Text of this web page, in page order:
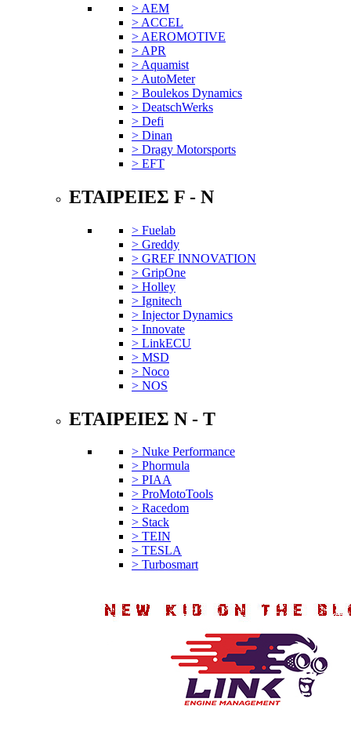
> AEM
> ACCEL
> AEROMOTIVE
> APR
> Aquamist
> AutoMeter
> Boulekos Dynamics
> DeatschWerks
> Defi
> Dinan
> Dragy Motorsports
> EFT
ΕΤΑΙΡΕΙΕΣ F - N
> Fuelab
> Greddy
> GREF INNOVATION
> GripOne
> Holley
> Ignitech
> Injector Dynamics
> Innovate
> LinkECU
> MSD
> Noco
> NOS
ΕΤΑΙΡΕΙΕΣ N - T
> Nuke Performance
> Phormula
> PIAA
> ProMotoTools
> Racedom
> Stack
> TEIN
> TESLA
> Turbosmart